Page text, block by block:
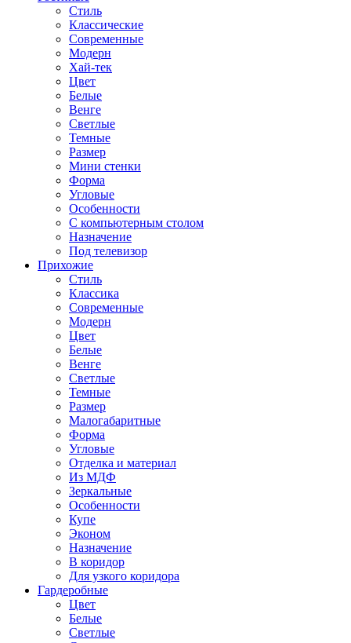
Стиль
Классические
Современные
Модерн
Хай-тек
Цвет
Белые
Венге
Светлые
Темные
Размер
Мини стенки
Форма
Угловые
Особенности
С компьютерным столом
Назначение
Под телевизор
Прихожие
Стиль
Классика
Современные
Модерн
Цвет
Белые
Венге
Светлые
Темные
Размер
Малогабаритные
Форма
Угловые
Отделка и материал
Из МДФ
Зеркальные
Особенности
Купе
Эконом
Назначение
В коридор
Для узкого коридора
Гардеробные
Цвет
Белые
Светлые